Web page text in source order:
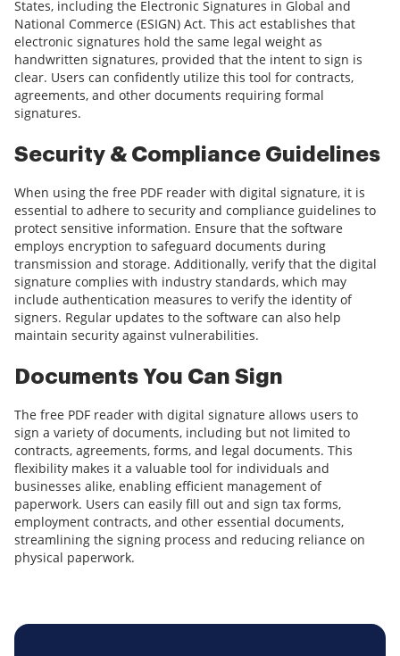
States, including the Electronic Signatures in Global and
National Commerce (ESIGN) Act. This act establishes that
electronic signatures hold the same legal weight as
handwritten signatures, provided that the intent to sign is
clear. Users can confidently utilize this tool for contracts,
agreements, and other documents requiring formal
signatures.
Security & Compliance Guidelines
When using the free PDF reader with digital signature, it is
essential to adhere to security and compliance guidelines to
protect sensitive information. Ensure that the software
employs encryption to safeguard documents during
transmission and storage. Additionally, verify that the digital
signature complies with industry standards, which may
include authentication measures to verify the identity of
signers. Regular updates to the software can also help
maintain security against vulnerabilities.
Documents You Can Sign
The free PDF reader with digital signature allows users to
sign a variety of documents, including but not limited to
contracts, agreements, forms, and legal documents. This
flexibility makes it a valuable tool for individuals and
businesses alike, enabling efficient management of
paperwork. Users can easily fill out and sign tax forms,
employment contracts, and other essential documents,
streamlining the signing process and reducing reliance on
physical paperwork.